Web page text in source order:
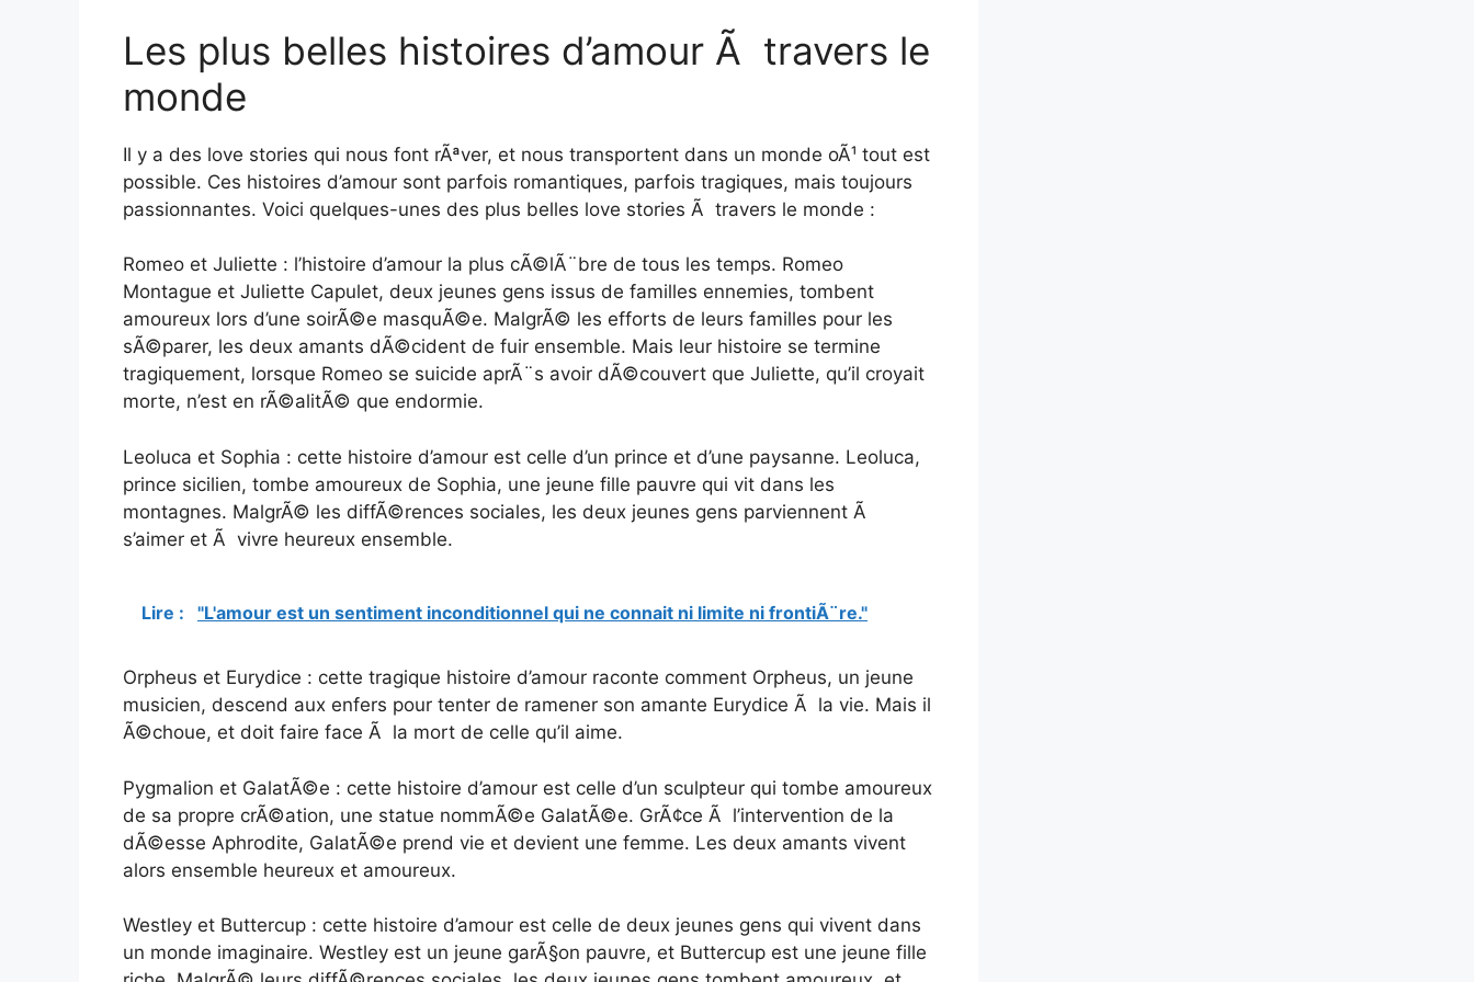
Les plus belles histoires d’amour Ã travers le
monde
Il y a des love stories qui nous font rÃªver, et nous transportent dans un monde oÃ¹ tout est
possible. Ces histoires d’amour sont parfois romantiques, parfois tragiques, mais toujours
passionnantes. Voici quelques-unes des plus belles love stories Ã travers le monde :
Romeo et Juliette : l’histoire d’amour la plus cÃ©lÃ¨bre de tous les temps. Romeo
Montague et Juliette Capulet, deux jeunes gens issus de familles ennemies, tombent
amoureux lors d’une soirÃ©e masquÃ©e. MalgrÃ© les efforts de leurs familles pour les
sÃ©parer, les deux amants dÃ©cident de fuir ensemble. Mais leur histoire se termine
tragiquement, lorsque Romeo se suicide aprÃ¨s avoir dÃ©couvert que Juliette, qu’il croyait
morte, n’est en rÃ©alitÃ© que endormie.
Leoluca et Sophia : cette histoire d’amour est celle d’un prince et d’une paysanne. Leoluca,
prince sicilien, tombe amoureux de Sophia, une jeune fille pauvre qui vit dans les
montagnes. MalgrÃ© les diffÃ©rences sociales, les deux jeunes gens parviennent Ã
s’aimer et Ã vivre heureux ensemble.
Lire : "L'amour est un sentiment inconditionnel qui ne connait ni limite ni frontiÃ¨re."
Orpheus et Eurydice : cette tragique histoire d’amour raconte comment Orpheus, un jeune
musicien, descend aux enfers pour tenter de ramener son amante Eurydice Ã la vie. Mais il
Ã©choue, et doit faire face Ã la mort de celle qu’il aime.
Pygmalion et GalatÃ©e : cette histoire d’amour est celle d’un sculpteur qui tombe amoureux
de sa propre crÃ©ation, une statue nommÃ©e GalatÃ©e. GrÃ¢ce Ã l’intervention de la
dÃ©esse Aphrodite, GalatÃ©e prend vie et devient une femme. Les deux amants vivent
alors ensemble heureux et amoureux.
Westley et Buttercup : cette histoire d’amour est celle de deux jeunes gens qui vivent dans
un monde imaginaire. Westley est un jeune garÃ§on pauvre, et Buttercup est une jeune fille